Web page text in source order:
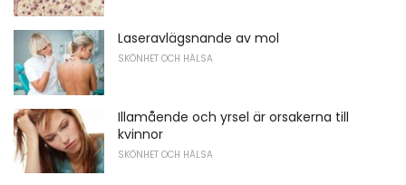
Laseravlägsnande av mol
SKÖNHET OCH HÄLSA
Illamående och yrsel är orsakerna till
kvinnor
SKÖNHET OCH HÄLSA